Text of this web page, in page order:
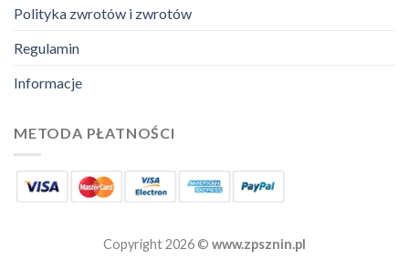
Polityka zwrotów i zwrotów
Regulamin
Informacje
METODA PŁATNOŚCI
Copyright 2026 © www.zpsznin.pl